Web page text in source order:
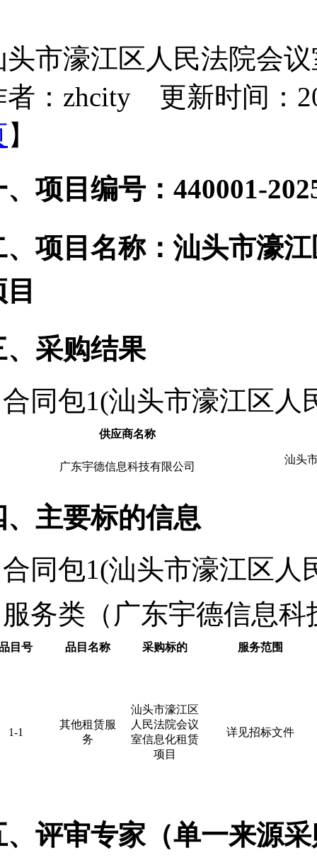
头市濠江区人民法院会
者：zhcity 更新时间：
】
、项目编号：440001-
、项目名称：汕头市濠
、采购结果
合同包1(汕头市濠江区人
供应商名称
广东宇德信息科技有限公司
汕头
、主要标的信息
合同包1(汕头市濠江区人
服务类（广东宇德信息科
目号 品目名称 采购标的 服务范围
1-1
其他租赁服
务
汕头市濠江区
人民法院会议
室信息化租赁
项目
详见招标文件
、评审专家（单一来源